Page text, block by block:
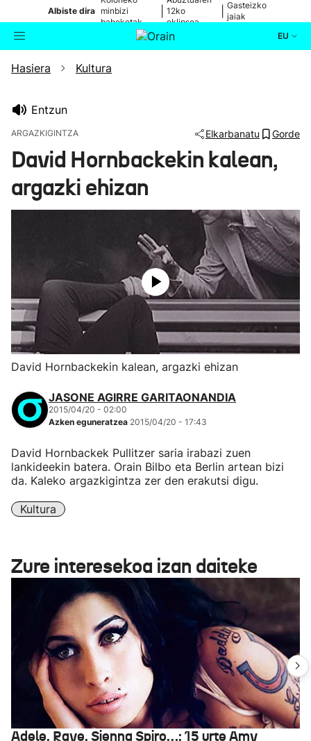
Albiste dira minbizi
baheketak
12ko
eklipsea
Gasteizko
jaiak
EU
Bilatzailea
Ikusmiran
Hasiera Kultura
Entzun
ARGAZKIGINTZA Elkarbanatu Gorde
David Hornbackekin kalean,
argazki ehizan
David Hornbackekin kalean, argazki ehizan
JASONE AGIRRE GARITAONANDIA
2015/04/20 - 02:00
Azken eguneratzea 2015/04/20 - 17:43
David Hornbackek Pullitzer saria irabazi zuen
lankideekin batera. Orain Bilbo eta Berlin artean bizi
da. Kaleko argazkigintza zer den erakutsi digu.
Kultura
Zure interesekoa izan daiteke
Adele, Raye, Sienna Spiro…: 15 urte Amy